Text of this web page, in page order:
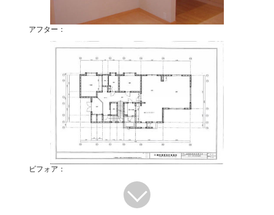
アフター：
ビフォア：